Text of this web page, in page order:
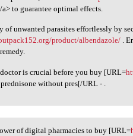
to guarantee optimal effects.
of unwanted parasites effortlessly by
product/albendazole/ .
is crucial before you buy [URL=
without pres[/URL - .
of digital pharmacies to buy [URL=